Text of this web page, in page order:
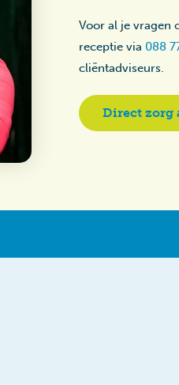
Voor al je vragen
receptie via 088
cliëntadviseurs.
Direct zorg